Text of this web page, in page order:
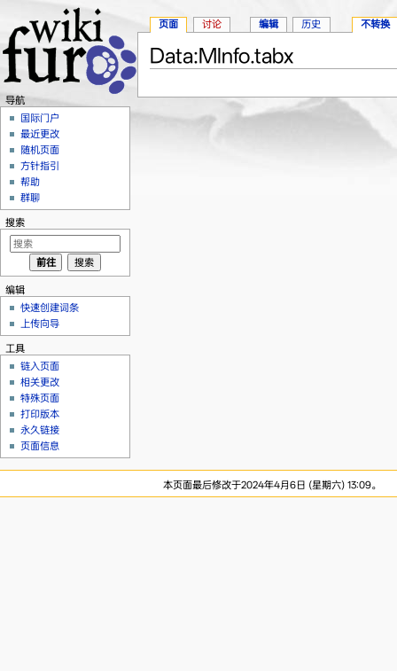
Data:MInfo.tabx
页面 讨论 编辑 历史 不转换
导航
国际门户
最近更改
随机页面
方针指引
帮助
群聊
搜索
编辑
快速创建词条
上传向导
工具
链入页面
相关更改
特殊页面
打印版本
永久链接
页面信息
本页面最后修改于2024年4月6日 (星期六) 13:09。